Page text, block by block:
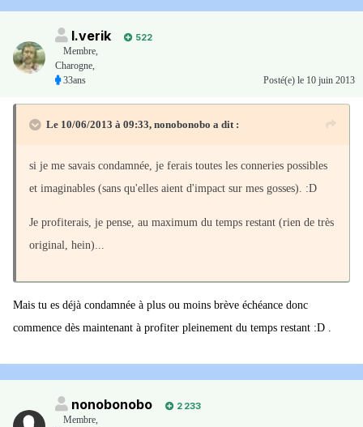
I.verik
522
Membre,
Charogne,
33ans
Posté(e) le 10 juin 2013
Le 10/06/2013 à 09:33, nonobonobo a dit :
si je me savais condamnée, je ferais toutes les conneries possibles
et imaginables (sans qu'elles aient d'impact sur mes gosses). :D
Je profiterais, je pense, au maximum du temps restant (rien de très
original, hein)...
Mais tu es déjà condamnée à plus ou moins brève échéance donc
commence dès maintenant à profiter pleinement du temps restant :D .
nonobonobo
2 233
Membre,